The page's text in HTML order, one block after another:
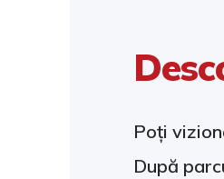
Poți
După